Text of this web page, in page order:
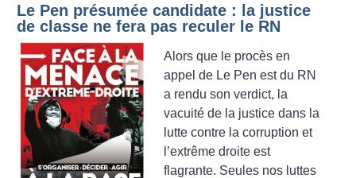
Le Pen présumée candidate : la justice
de classe ne fera pas reculer le RN
Alors que le procès en
appel de Le Pen est du RN
a rendu son verdict, la
vacuité de la justice dans la
lutte contre la corruption et
l’extrême droite est
flagrante. Seules nos luttes